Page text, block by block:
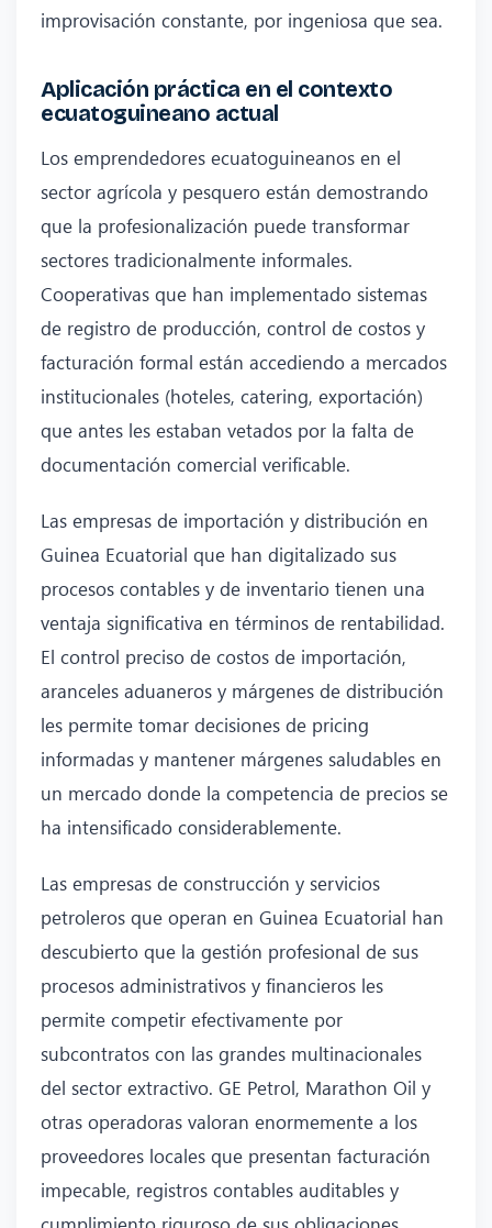
improvisación constante, por ingeniosa que sea.
Aplicación práctica en el contexto
ecuatoguineano actual
Los emprendedores ecuatoguineanos en el
sector agrícola y pesquero están demostrando
que la profesionalización puede transformar
sectores tradicionalmente informales.
Cooperativas que han implementado sistemas
de registro de producción, control de costos y
facturación formal están accediendo a mercados
institucionales (hoteles, catering, exportación)
que antes les estaban vetados por la falta de
documentación comercial verificable.
Las empresas de importación y distribución en
Guinea Ecuatorial que han digitalizado sus
procesos contables y de inventario tienen una
ventaja significativa en términos de rentabilidad.
El control preciso de costos de importación,
aranceles aduaneros y márgenes de distribución
les permite tomar decisiones de pricing
informadas y mantener márgenes saludables en
un mercado donde la competencia de precios se
ha intensificado considerablemente.
Las empresas de construcción y servicios
petroleros que operan en Guinea Ecuatorial han
descubierto que la gestión profesional de sus
procesos administrativos y financieros les
permite competir efectivamente por
subcontratos con las grandes multinacionales
del sector extractivo. GE Petrol, Marathon Oil y
otras operadoras valoran enormemente a los
proveedores locales que presentan facturación
impecable, registros contables auditables y
cumplimiento riguroso de sus obligaciones